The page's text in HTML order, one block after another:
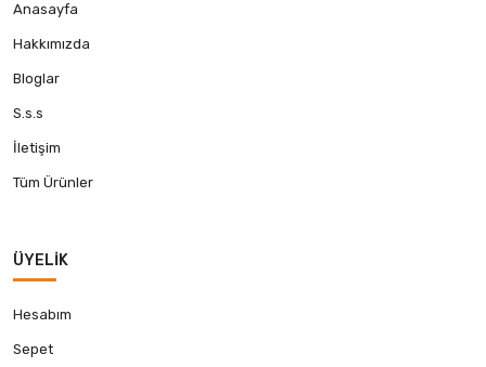
Anasayfa
Hakkımızda
Bloglar
S.s.s
İletişim
Tüm Ürünler
ÜYELIK
Hesabım
Sepet